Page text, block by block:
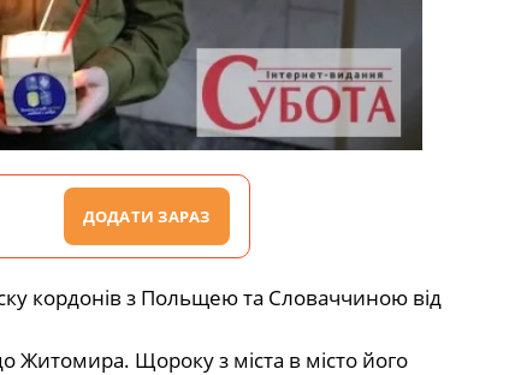
ДОДАТИ ЗАРАЗ
кордонів з Польщею та Словаччиною від
Житомира. Щороку з міста в місто його